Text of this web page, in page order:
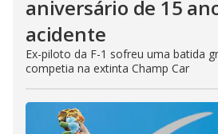
aniversário de 15
acidente
Ex-piloto da F-1 sofreu uma batida
competia na extinta Champ Car